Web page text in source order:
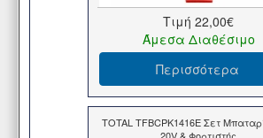
Τιμή 22,00€
Άμεσα Διαθέσιμο
Περισσότερα
TOTAL TFBCPK1416E Σετ
20V & Φορτιστής